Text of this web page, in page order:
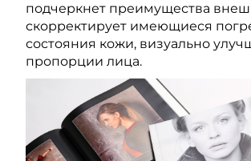
подчеркнет преимущества
скорректирует имеющиеся
состояния кожи, визуально
пропорции лица.